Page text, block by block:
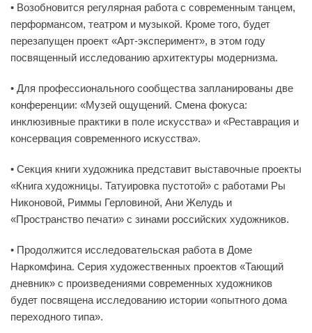
• Возобновится регулярная работа с современным танцем,
перформансом, театром и музыкой. Кроме того, будет
перезапущен проект «Арт-эксперимент», в этом году
посвященный исследованию архитектуры модернизма.
• Для профессионального сообщества запланированы две
конференции: «Музей ощущений. Смена фокуса:
инклюзивные практики в поле искусства» и «Реставрация и
консервация современного искусства».
• Секция книги художника представит выставочные проекты
«Книга художницы. Татуировка пустотой» с работами Ры
Никоновой, Риммы Герловиной, Ани Желудь и
«Пространство печати» с зинами российских художников.
• Продолжится исследовательская работа в Доме
Наркомфина. Серия художественных проектов «Тающий
дневник» с произведениями современных художников
будет посвящена исследованию истории «опытного дома
переходного типа».